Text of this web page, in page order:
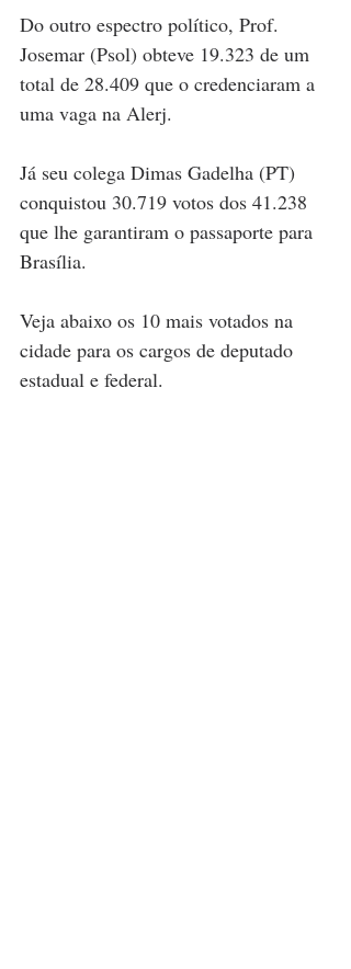
Do outro espectro político, Prof.
Josemar (Psol) obteve 19.323 de um
total de 28.409 que o credenciaram a
uma vaga na Alerj.
Já seu colega Dimas Gadelha (PT)
conquistou 30.719 votos dos 41.238
que lhe garantiram o passaporte para
Brasília.
Veja abaixo os 10 mais votados na
cidade para os cargos de deputado
estadual e federal.